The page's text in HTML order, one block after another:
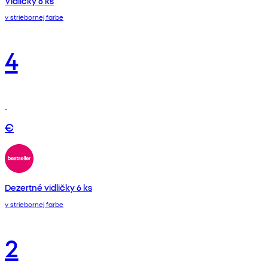
v striebornej farbe
4
€
Dezertné vidličky 6 ks
v striebornej farbe
2